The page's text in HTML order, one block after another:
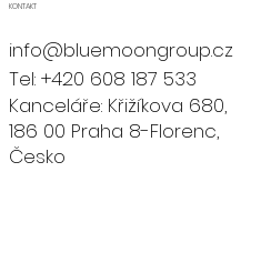
KONTAKT
info@bluemoongroup.cz
Tel: +420 608 187 533
Kanceláře: Křižíkova 680,
186 00 Praha 8-Florenc,
Česko